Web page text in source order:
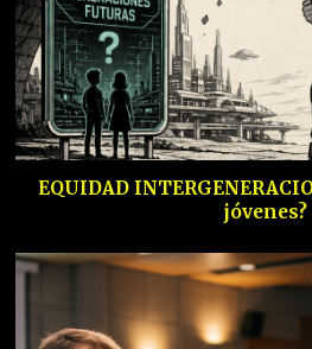
EQUIDAD
jóvenes?